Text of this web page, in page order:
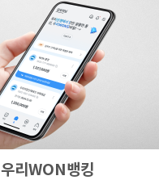
우리WON뱅킹